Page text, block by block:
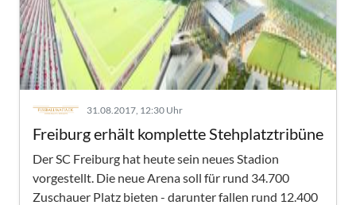
31.08.2017, 12:30 Uhr
Freiburg erhält komplette Stehplatztribüne
Der SC Freiburg hat heute sein neues Stadion
vorgestellt. Die neue Arena soll für rund 34.700
Zuschauer Platz bieten - darunter fallen rund 12.400